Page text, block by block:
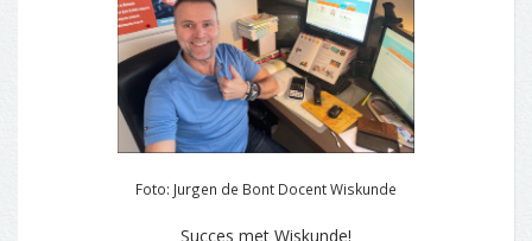
Foto: Jurgen de Bont Docent Wiskunde
Succes met Wiskunde!